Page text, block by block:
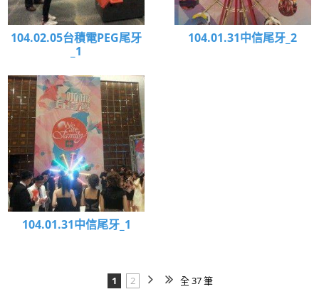
104.02.05台積電PEG尾牙
_1
104.01.31中信尾牙_2
104.01.31中信尾牙_1
1 2 全 37 筆